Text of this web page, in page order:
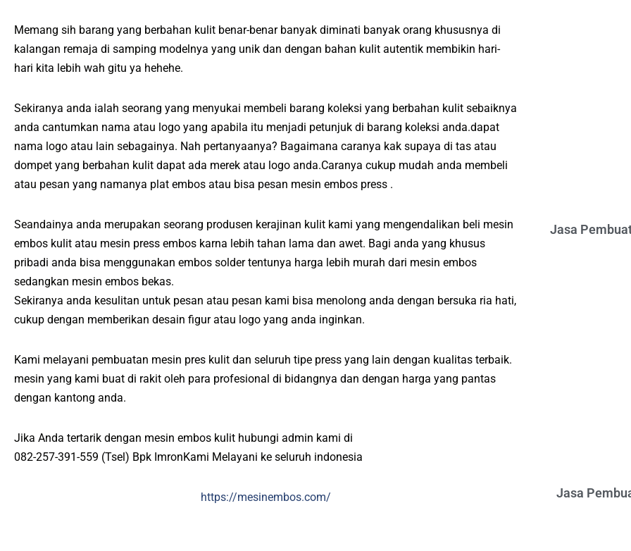
Memang sih barang yang berbahan kulit benar-benar banyak diminati banyak orang khususnya di
kalangan remaja di samping modelnya yang unik dan dengan bahan kulit autentik membikin hari-
hari kita lebih wah gitu ya hehehe.
Sekiranya anda ialah seorang yang menyukai membeli barang koleksi yang berbahan kulit sebaiknya
anda cantumkan nama atau logo yang apabila itu menjadi petunjuk di barang koleksi anda.dapat
nama logo atau lain sebagainya. Nah pertanyaanya? Bagaimana caranya kak supaya di tas atau
dompet yang berbahan kulit dapat ada merek atau logo anda.Caranya cukup mudah anda membeli
atau pesan yang namanya plat embos atau bisa pesan mesin embos press .
Seandainya anda merupakan seorang produsen kerajinan kulit kami yang mengendalikan beli mesin
embos kulit atau mesin press embos karna lebih tahan lama dan awet. Bagi anda yang khusus
pribadi anda bisa menggunakan embos solder tentunya harga lebih murah dari mesin embos
sedangkan mesin embos bekas.
Sekiranya anda kesulitan untuk pesan atau pesan kami bisa menolong anda dengan bersuka ria hati,
cukup dengan memberikan desain figur atau logo yang anda inginkan.
Kami melayani pembuatan mesin pres kulit dan seluruh tipe press yang lain dengan kualitas terbaik.
mesin yang kami buat di rakit oleh para profesional di bidangnya dan dengan harga yang pantas
dengan kantong anda.
Jika Anda tertarik dengan mesin embos kulit hubungi admin kami di
082-257-391-559 (Tsel) Bpk ImronKami Melayani ke seluruh indonesia
https://mesinembos.com/
Jasa
Jasa